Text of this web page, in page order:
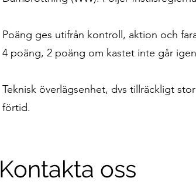
Poäng ges utifrån kontroll, aktion och
4 poäng, 2 poäng om kastet inte går
Teknisk överlägsenhet, dvs tillräckligt
förtid.
Kontakta oss